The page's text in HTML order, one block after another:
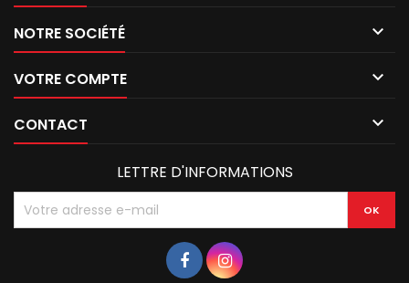
NOTRE SOCIÉTÉ 
VOTRE COMPTE 
CONTACT 
LETTRE D'INFORMATIONS